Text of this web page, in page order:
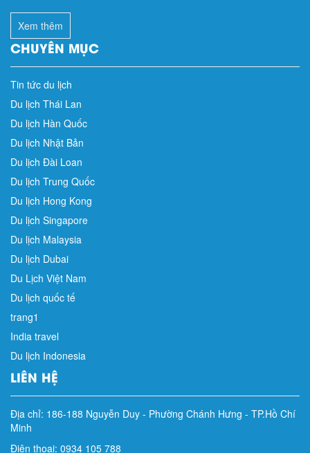
Xem thêm
CHUYÊN MỤC
Tin tức du lịch
Du lịch Thái Lan
Du lịch Hàn Quốc
Du lịch Nhật Bản
Du lịch Đài Loan
Du lịch Trung Quốc
Du lịch Hong Kong
Du lịch Singapore
Du lịch Malaysia
Du lịch Dubai
Du Lịch Việt Nam
Du lịch quốc tế
trang1
India travel
Du lịch Indonesia
LIÊN HỆ
Địa chỉ: 186-188 Nguyễn Duy - Phường Chánh Hưng - TP.Hồ Chí
Minh
Điện thoại: 0934 105 788